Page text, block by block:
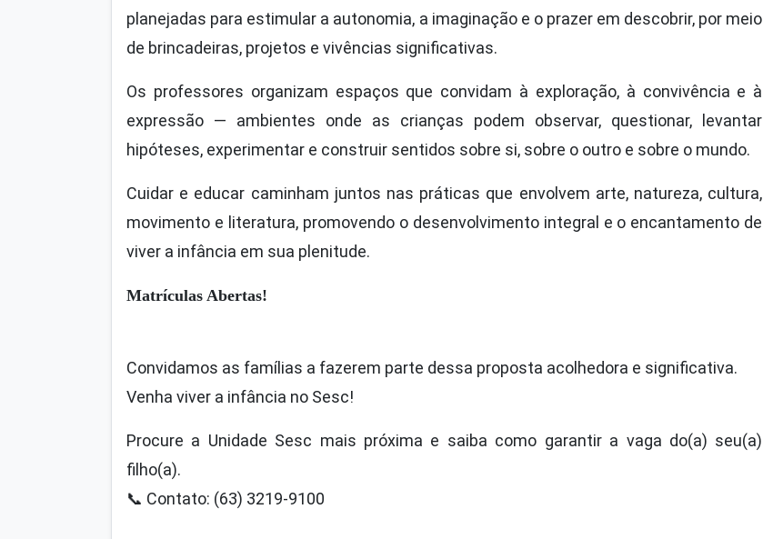
planejadas para estimular a autonomia, a imaginação e o prazer em descobrir, por meio
de brincadeiras, projetos e vivências significativas.
Os professores organizam espaços que convidam à exploração, à convivência e à
expressão — ambientes onde as crianças podem observar, questionar, levantar
hipóteses, experimentar e construir sentidos sobre si, sobre o outro e sobre o mundo.
Cuidar e educar caminham juntos nas práticas que envolvem arte, natureza, cultura,
movimento e literatura, promovendo o desenvolvimento integral e o encantamento de
viver a infância em sua plenitude.
Matrículas Abertas!
Convidamos as famílias a fazerem parte dessa proposta acolhedora e significativa.
Venha viver a infância no Sesc!
Procure a Unidade Sesc mais próxima e saiba como garantir a vaga do(a) seu(a)
filho(a).
📞 Contato: (63) 3219-9100